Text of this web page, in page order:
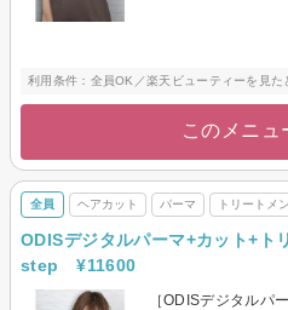
利用条件：全員OK／楽天ビューティーを見た
このメニュ
全員 ヘアカット パーマ トリートメ
ODISデジタルパーマ+カット+ト
step ¥11600
［ODISデジタルパ